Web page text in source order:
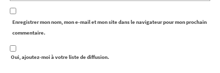
Enregistrer mon nom, mon e-mail et mon site dans le navigateur pour mon prochain
commentaire.
Oui, ajoutez-moi à votre liste de diffusion.